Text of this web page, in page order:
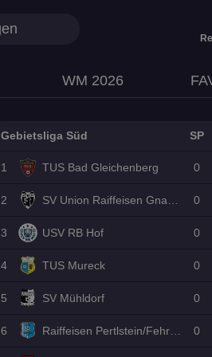
WM 2026
Gebietsliga Süd SP
1 TUS Bad Gleichenberg 0
2 0
3 USV RB Hof 0
4 TUS Mureck 0
5 SV Mühldorf 0
6 Raiffeisen Pertlstein/Fehring II 0